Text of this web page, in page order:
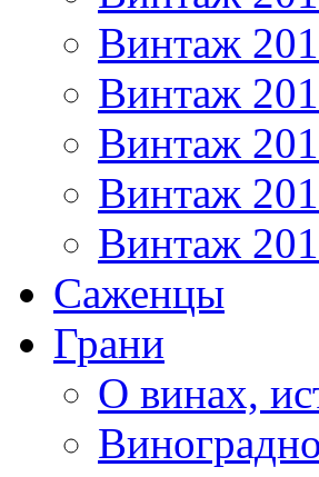
Винтаж
Винтаж
Винтаж
Винтаж
Винтаж
Саженцы
Грани
О винах,